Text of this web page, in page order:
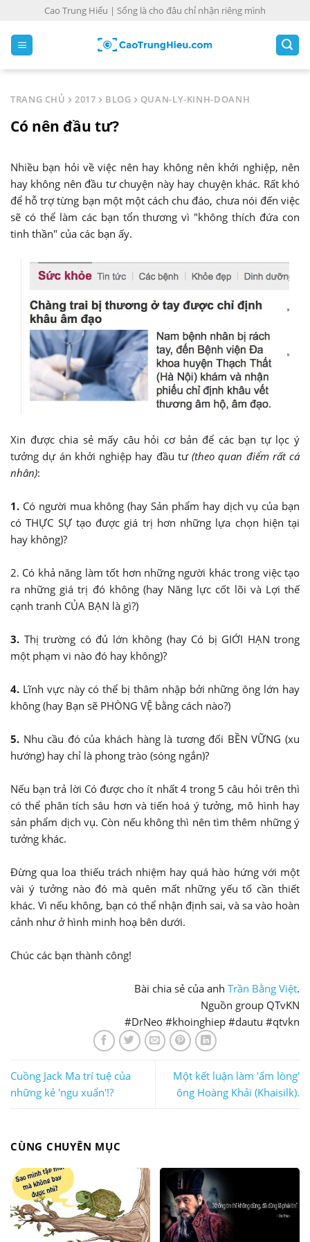
Cao Trung Hiếu | Sống là cho đâu chỉ nhận riêng mình
TRANG CHỦ 2017 BLOG QUAN-LY-KINH-DOANH
Có nên đầu tư?
Nhiều bạn hỏi về việc nên hay không nên khởi nghiệp, nên
hay không nên đầu tư chuyện này hay chuyện khác. Rất khó
để hỗ trợ từng bạn một một cách chu đáo, chưa nói đến việc
sẽ có thể làm các bạn tổn thương vì "không thích đứa con
tinh thần" của các bạn ấy.
Xin được chia sẻ mấy câu hỏi cơ bản để các bạn tự lọc ý
tưởng dự án khởi nghiệp hay đầu tư (theo quan điểm rất cá
nhân):
1. Có người mua không (hay Sản phẩm hay dịch vụ của bạn
có THỰC SỰ tạo được giá trị hơn những lựa chọn hiện tại
hay không)?
2. Có khả năng làm tốt hơn những người khác trong việc tạo
ra những giá trị đó không (hay Năng lực cốt lõi và Lợi thế
cạnh tranh CỦA BẠN là gì?)
3. Thị trường có đủ lớn không (hay Có bị GIỚI HẠN trong
một phạm vi nào đó hay không)?
4. Lĩnh vực này có thể bị thâm nhập bởi những ông lớn hay
không (hay Bạn sẽ PHÒNG VỆ bằng cách nào?)
5. Nhu cầu đó của khách hàng là tương đối BỀN VỮNG (xu
hướng) hay chỉ là phong trào (sóng ngắn)?
Nếu bạn trả lời Có được cho ít nhất 4 trong 5 câu hỏi trên thì
có thể phân tích sâu hơn và tiến hoá ý tưởng, mô hình hay
sản phẩm dịch vụ. Còn nếu không thì nên tìm thêm những ý
tưởng khác.
Đừng qua loa thiếu trách nhiệm hay quá hào hứng với một
vài ý tưởng nào đó mà quên mất những yếu tố cần thiết
khác. Vì nếu không, bạn có thể nhận định sai, và sa vào hoàn
cảnh như ở hình minh hoạ bên dưới.
Chúc các bạn thành công!
Bài chia sẻ của anh Trần Bằng Việt.
Nguồn group QTvKN
#DrNeo #khoinghiep #dautu #qtvkn
Cuồng Jack Ma trí tuệ của
những kẻ 'ngu xuẩn'!?
Một kết luận làm 'ấm lòng'
ông Hoàng Khải (Khaisilk).
CÙNG CHUYÊN MỤC